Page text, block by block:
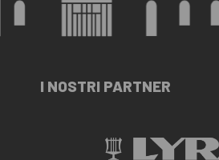
I NOSTRI PARTNER